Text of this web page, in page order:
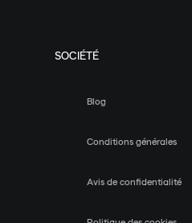
SOCIÉTÉ
Blog
Conditions générales
Avis de confidentialité